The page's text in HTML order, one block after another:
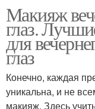
Макияж
глаз.
для
глаз
Конечно, каждая
уникальна, и не
макияж. Здесь